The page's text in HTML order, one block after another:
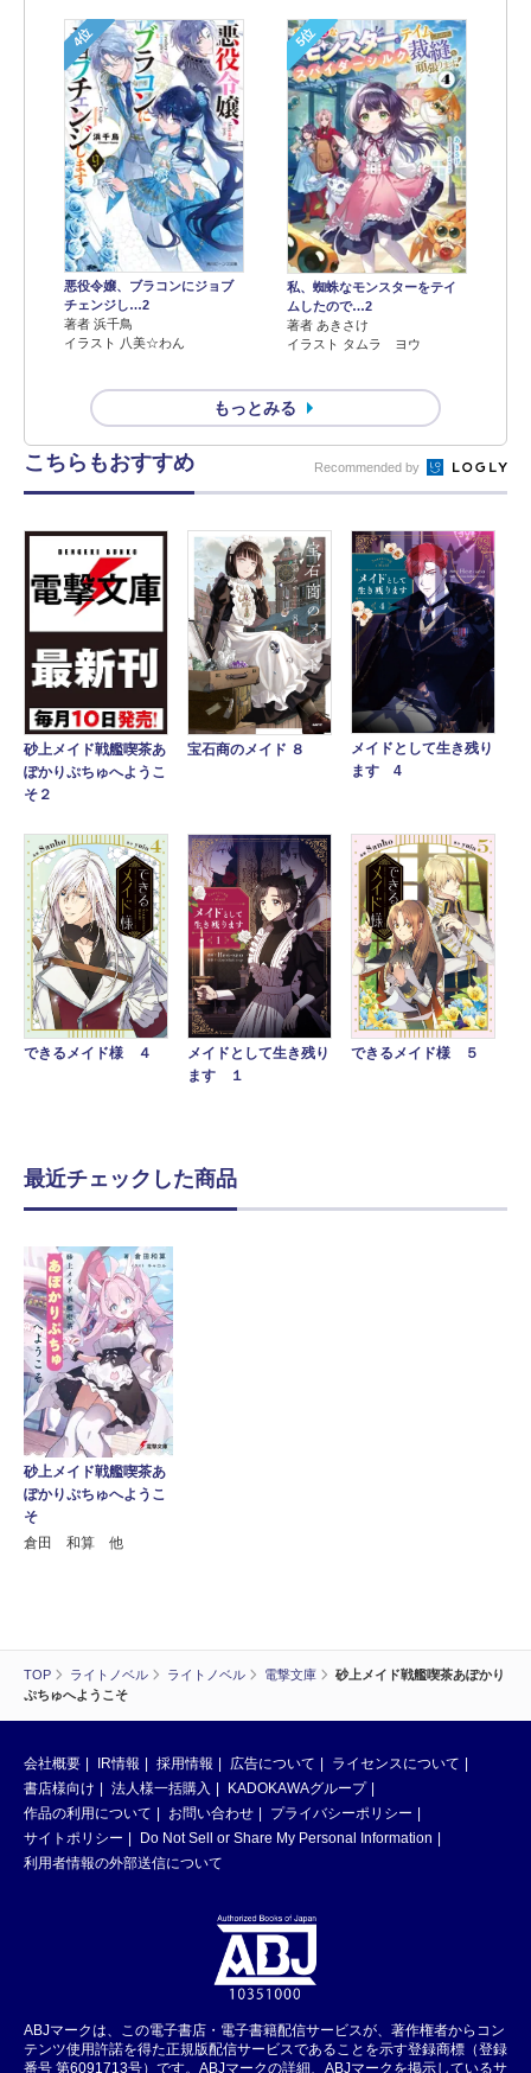
TOP ライトノベル ライトノベル 電撃文庫
砂上メイド戦艦喫茶あぽかり
ぷちゅへようこそ
4位
悪役令嬢、ブラコンにジョブ
チェンジし…2
著者 浜千鳥
イラスト 八美☆わん
5位
私、蜘蛛なモンスターをテイ
ムしたので…2
著者 あきさけ
イラスト タムラ ヨウ
もっとみる
こちらもおすすめ Recommended by
砂上メイド戦艦喫茶あ
ぽかりぷちゅへようこ
そ２
宝石商のメイド ８
メイドとして生き残り
ます 4
できるメイド様 ４
メイドとして生き残り
ます １
できるメイド様 ５
最近チェックした商品
砂上メイド戦艦喫茶あ
ぽかりぷちゅへようこ
そ
倉田 和算 他
会社概要 IR情報 採用情報 広告について
ライセンスについて
書店様向け
法人様一括購入
KADOKAWAグループ
作品の利用について
お問い合わせ
プライバシーポリシー
サイトポリシー
Do Not Sell or Share My Personal Information
利用者情報の外部送信について
ABJマークは、この電子書店・電子書籍配信サービスが、著作権者からコン
テンツ使用許諾を得た正規版配信サービスであることを示す登録商標（登録
番号 第6091713号）です。ABJマークの詳細、ABJマークを掲示しているサ